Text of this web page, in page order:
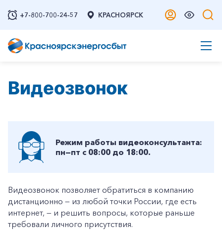
+7-800-700-24-57 КРАСНОЯРСК
Видеозвонок
Режим работы видеоконсультанта:
пн—пт с 08:00 до 18:00.
Видеозвонок позволяет обратиться в компанию
дистанционно — из любой точки России, где есть
интернет, — и решить вопросы, которые раньше
требовали личного присутствия.